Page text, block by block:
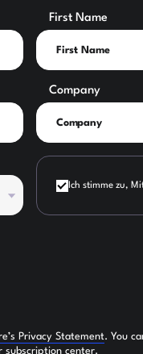
First Name
Company
Ich stimme zu,
Privacy Statement. You
subscription center.